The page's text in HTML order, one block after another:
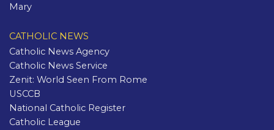
Mary
CATHOLIC NEWS
Catholic News Agency
Catholic News Service
Zenit: World Seen From Rome
USCCB
National Catholic Register
Catholic League